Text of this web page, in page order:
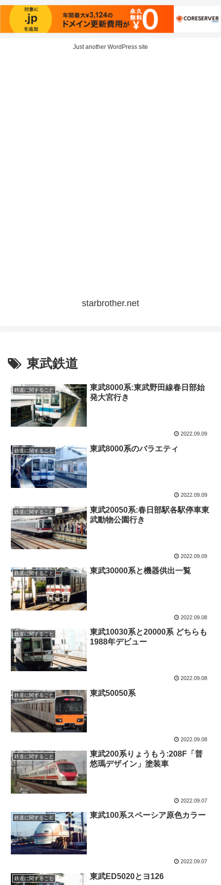
Just another WordPress site
starbrother.net
東武鉄道
鉄道に関すること
東武8000系:東武野田線春日部始
発大宮行き
2022.09.09
鉄道に関すること 東武8000系のバラエティ
2022.09.09
鉄道に関すること
東武20050系:春日部駅各駅停車東
武動物公園行き
2022.09.09
鉄道に関すること 東武30000系と機器供出一覧
2022.09.08
鉄道に関すること
東武10030系と20000系 どちらも
1988年デビュー
2022.09.08
鉄道に関すること 東武50050系
2022.09.08
鉄道に関すること
東武200系りょうもう:208F「普
悠瑪デザイン」塗装車
2022.09.07
鉄道に関すること 東武100系スペーシア原色カラー
2022.09.07
鉄道に関すること 東武ED5020とヨ126